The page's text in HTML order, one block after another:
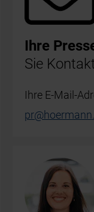
Ihre
Sie
Ihre E-Mail-